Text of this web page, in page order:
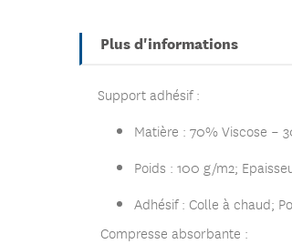
Plus d'informations
Support adhésif :
Matière : 70% Viscose –
Poids : 100 g/m2;
Adhésif : Colle à chaud;
Compresse absorbante :